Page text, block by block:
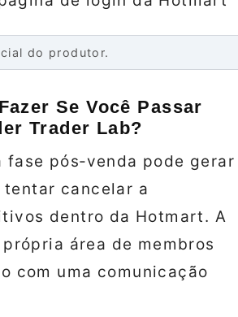
do produtor.
Se Você Passar
Trader Lab?
pós‑venda pode gerar
cancelar a
dentro da Hotmart. A
área de membros
com uma comunicação